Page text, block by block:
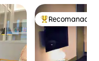
Principals
Recomanació